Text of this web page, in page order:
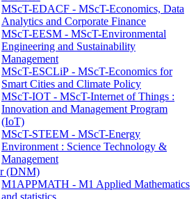
MScT-EDACF - MScT-Economics, Data
Analytics and Corporate Finance
MScT-EESM - MScT-Environmental
Engineering and Sustainability
Management
MScT-ESCLiP - MScT-Economics for
Smart Cities and Climate Policy
MScT-IOT - MScT-Internet of Things :
Innovation and Management Program
(IoT)
MScT-STEEM - MScT-Energy
Environment : Science Technology &
Management
(DNM)
M1APPMATH - M1 Applied Mathematics
and statistics